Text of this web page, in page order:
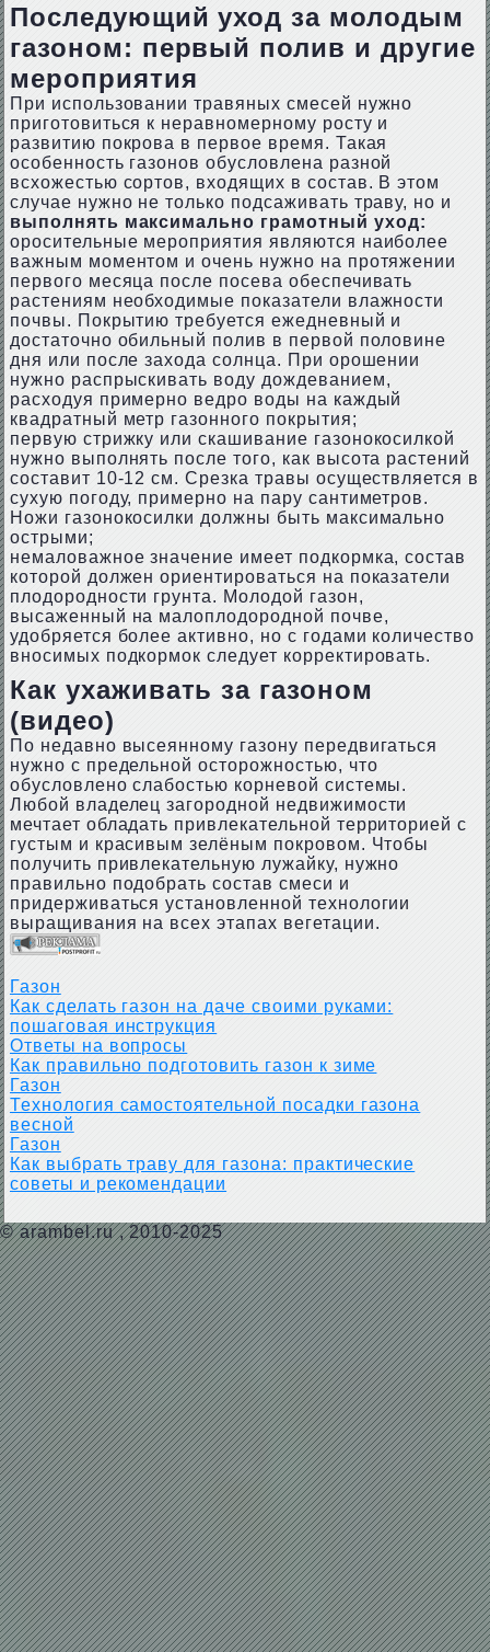
Последующий уход за молодым
газоном: первый полив и другие
мероприятия
При использовании травяных смесей нужно
приготовиться к неравномерному росту и
развитию покрова в первое время. Такая
особенность газонов обусловлена разной
всхожестью сортов, входящих в состав. В этом
случае нужно не только подсаживать траву, но и
выполнять максимально грамотный уход:
оросительные мероприятия являются наиболее
важным моментом и очень нужно на протяжении
первого месяца после посева обеспечивать
растениям необходимые показатели влажности
почвы. Покрытию требуется ежедневный и
достаточно обильный полив в первой половине
дня или после захода солнца. При орошении
нужно распрыскивать воду дождеванием,
расходуя примерно ведро воды на каждый
квадратный метр газонного покрытия;
первую стрижку или скашивание газонокосилкой
нужно выполнять после того, как высота растений
составит 10-12 см. Срезка травы осуществляется в
сухую погоду, примерно на пару сантиметров.
Ножи газонокосилки должны быть максимально
острыми;
немаловажное значение имеет подкормка, состав
которой должен ориентироваться на показатели
плодородности грунта. Молодой газон,
высаженный на малоплодородной почве,
удобряется более активно, но с годами количество
вносимых подкормок следует корректировать.
Как ухаживать за газоном
(видео)
По недавно высеянному газону передвигаться
нужно с предельной осторожностью, что
обусловлено слабостью корневой системы.
Любой владелец загородной недвижимости
мечтает обладать привлекательной территорией с
густым и красивым зелёным покровом. Чтобы
получить привлекательную лужайку, нужно
правильно подобрать состав смеси и
придерживаться установленной технологии
выращивания на всех этапах вегетации.
Газон
Как сделать газон на даче своими руками:
пошаговая инструкция
Ответы на вопросы
Как правильно подготовить газон к зиме
Газон
Технология самостоятельной посадки газона
весной
Газон
Как выбрать траву для газона: практические
советы и рекомендации
© arambel.ru, 2010-2025